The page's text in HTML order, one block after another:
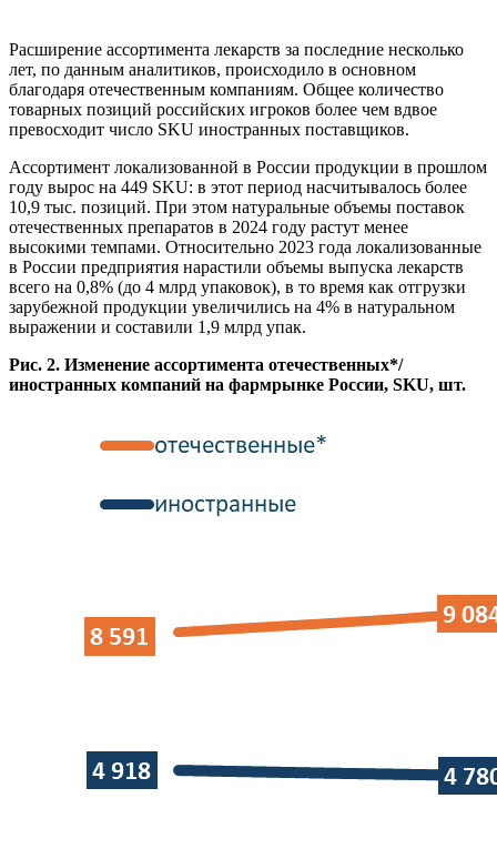
Расширение ассортимента лекарств за последние несколько
лет, по данным аналитиков, происходило в основном
благодаря отечественным компаниям. Общее количество
товарных позиций российских игроков более чем вдвое
превосходит число SKU иностранных поставщиков.
Ассортимент локализованной в России продукции в прошлом
году вырос на 449 SKU: в этот период насчитывалось более
10,9 тыс. позиций. При этом натуральные объемы поставок
отечественных препаратов в 2024 году растут менее
высокими темпами. Относительно 2023 года локализованные
в России предприятия нарастили объемы выпуска лекарств
всего на 0,8% (до 4 млрд упаковок), в то время как отгрузки
зарубежной продукции увеличились на 4% в натуральном
выражении и составили 1,9 млрд упак.
Рис. 2. Изменение ассортимента отечественных*/
иностранных компаний на фармрынке России, SKU, шт.